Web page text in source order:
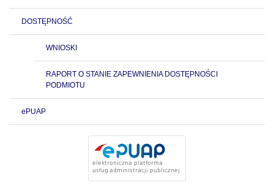
DOSTĘPNOŚĆ
WNIOSKI
RAPORT O STANIE ZAPEWNIENIA DOSTĘPNOŚCI
PODMIOTU
ePUAP